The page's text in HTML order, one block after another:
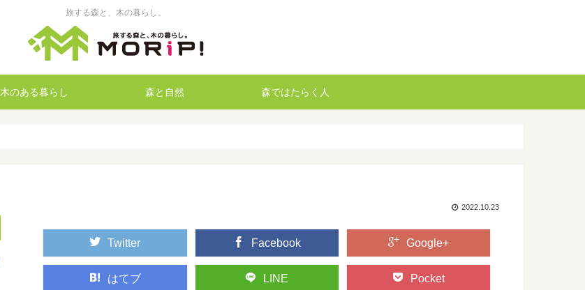
旅する森と、木の暮らし。
木のある暮らし 森と自然 森ではたらく人
2022.10.23
Twitter Facebook Google+
はてブ LINE Pocket